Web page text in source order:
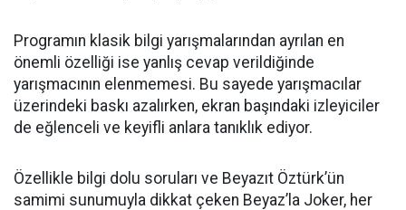
Programın klasik bilgi yarışmalarından ayrılan en
önemli özelliği ise yanlış cevap verildiğinde
yarışmacının elenmemesi. Bu sayede yarışmacılar
üzerindeki baskı azalırken, ekran başındaki izleyiciler
de eğlenceli ve keyifli anlara tanıklık ediyor.
Özellikle bilgi dolu soruları ve Beyazıt Öztürk’ün
samimi sunumuyla dikkat çeken Beyaz’la Joker, her